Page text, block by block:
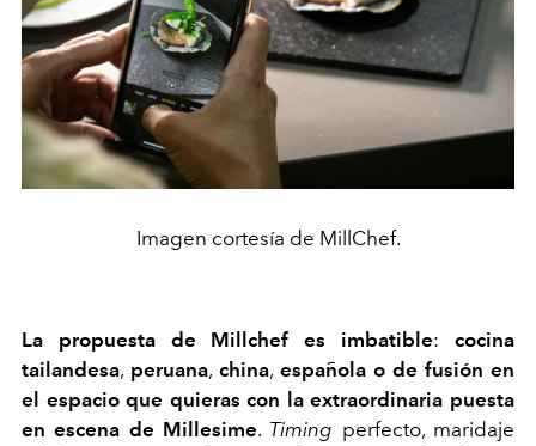
Imagen cortesía de MillChef.
La propuesta de Millchef es imbatible:cocina
tailandesa, peruana, china, española o de fusión en
el espacio que quieras con la extraordinaria puesta
en escena de Millesime. Timing perfecto, maridaje